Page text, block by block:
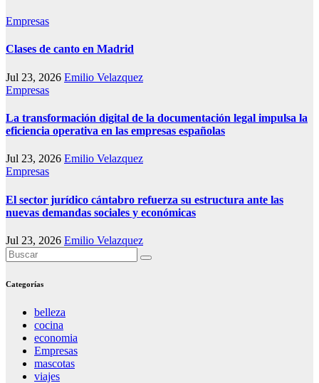
Empresas
Clases de canto en Madrid
Jul 23, 2026 Emilio Velazquez
Empresas
La transformación digital de la documentación legal impulsa la
eficiencia operativa en las empresas españolas
Jul 23, 2026 Emilio Velazquez
Empresas
El sector jurídico cántabro refuerza su estructura ante las
nuevas demandas sociales y económicas
Jul 23, 2026 Emilio Velazquez
Categorías
belleza
cocina
economia
Empresas
mascotas
viajes